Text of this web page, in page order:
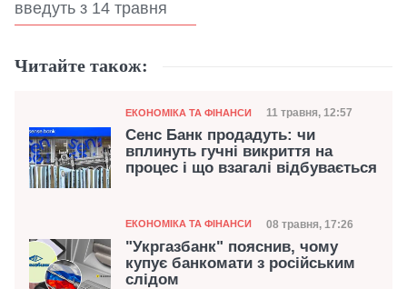
введуть з 14 травня
Читайте також:
Категорія
ЕКОНОМІКА ТА ФІНАНСИ Дата публікації
11 травня, 12:57
Сенс Банк продадуть: чи
вплинуть гучні викриття на
процес і що взагалі відбувається
Категорія
ЕКОНОМІКА ТА ФІНАНСИ Дата публікації
08 травня, 17:26
"Укргазбанк" пояснив, чому
купує банкомати з російським
слідом